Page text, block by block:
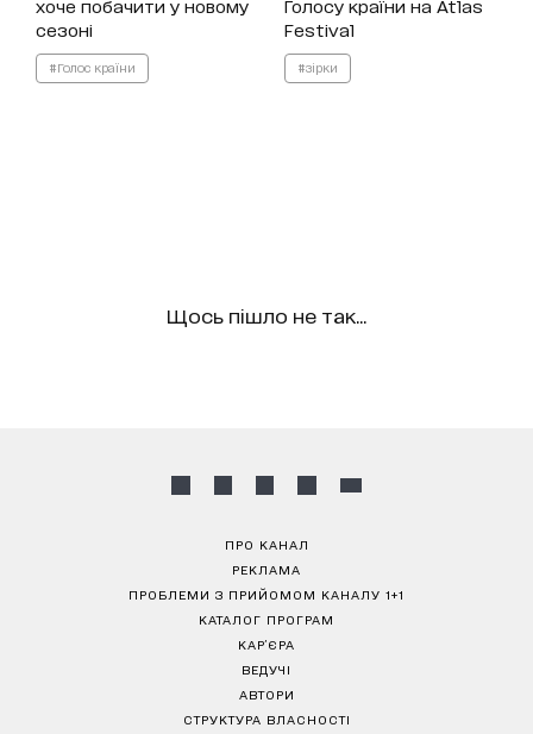
хоче побачити у новому
сезоні
#Голос країни
Голосу країни на Atlas
Festival
#зірки
Щось пішло не так...
ПРО КАНАЛ
РЕКЛАМА
ПРОБЛЕМИ З ПРИЙОМОМ КАНАЛУ 1+1
КАТАЛОГ ПРОГРАМ
КАР’ЄРА
ВЕДУЧІ
АВТОРИ
СТРУКТУРА ВЛАСНОСТІ